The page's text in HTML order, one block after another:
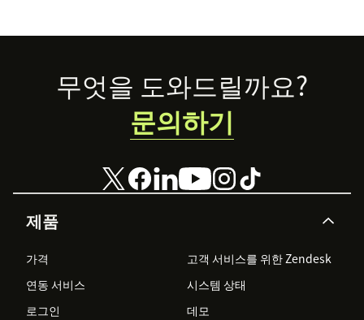
Footer
제품
가격
고객 서비스를 위한 Zendesk
연동 서비스
시스템 상태
로그인
데모
무엇을 도와드릴까요?
문의하기